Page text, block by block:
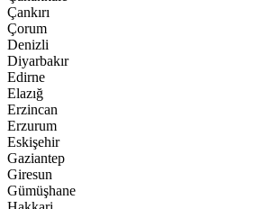
Çankırı
Çorum
Denizli
Diyarbakır
Edirne
Elazığ
Erzincan
Erzurum
Eskişehir
Gaziantep
Giresun
Gümüşhane